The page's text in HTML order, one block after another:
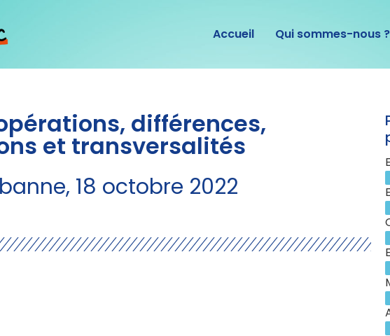
Accueil Qui sommes-nous ?
différences,
et transversalités
18 octobre 2022